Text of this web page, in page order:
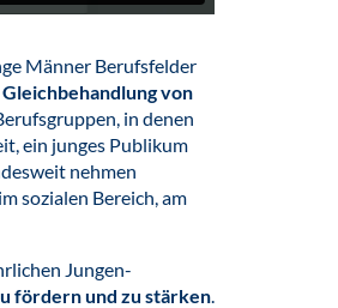
Männer Berufsfelder
Gleichbehandlung von
Berufsgruppen, in denen
ein junges Publikum
nehmen
sozialen Bereich, am
Jungen-
fördern und zu stärken